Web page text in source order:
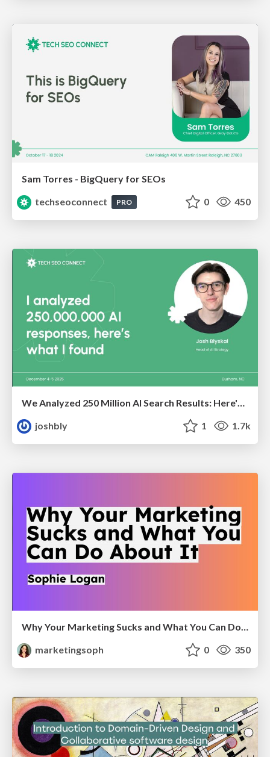
Sam Torres - BigQuery for SEOs
techseoconnect
PRO 0 450
We Analyzed 250 Million AI Search Results: Here's What I Found
joshbly
1 1.7k
Why Your Marketing Sucks and What You Can Do About It - Sophie Logan
marketingsoph
0 350